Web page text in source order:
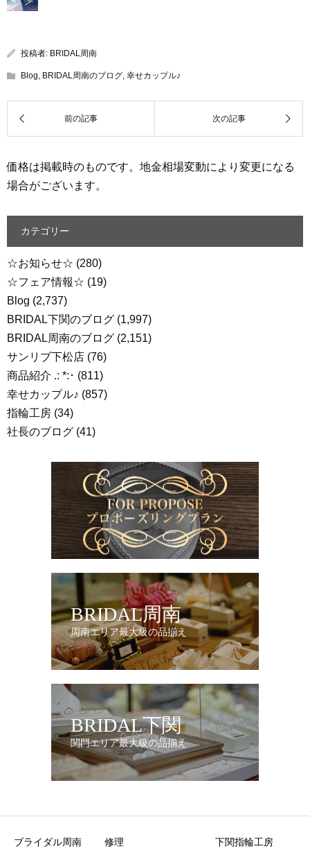
投稿者: BRIDAL周南
Blog BRIDAL周南のブログ 幸せカップル♪
価格は掲載時のものです。地金相場変動により変更になる
場合がございます。
カテゴリー
☆お知らせ☆ (280)
☆フェア情報☆ (19)
Blog (2,737)
BRIDAL下関のブログ (1,997)
BRIDAL周南のブログ (2,151)
サンリブ下松店 (76)
商品紹介 .: *:･ (811)
幸せカップル♪ (857)
指輪工房 (34)
社長のブログ (41)
BRIDAL周南
周南エリア最大級の品揃え
BRIDAL下関
関門エリア最大級の品揃え
ブライダル周南
修理
下関指輪工房